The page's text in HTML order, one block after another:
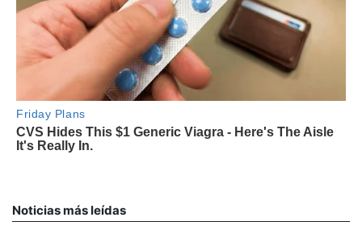
Noticias más leídas